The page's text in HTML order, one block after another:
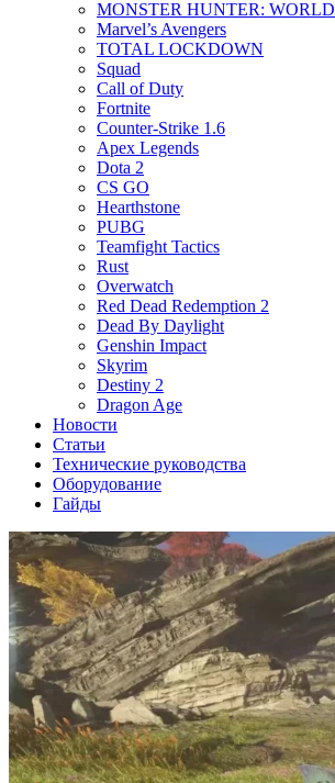
MONSTER HUNTER: WORLD
Marvel’s Avengers
TOTAL LOCKDOWN
Squad
Call of Duty
Fortnite
Counter-Strike 1.6
Apex Legends
Dota 2
CS GO
Hearthstone
PUBG
Teamfight Tactics
Rust
Overwatch
Red Dead Redemption 2
Dead By Daylight
Genshin Impact
Skyrim
Destiny 2
Dragon Age
Новости
Статьи
Технические руководства
Оборудование
Гайды